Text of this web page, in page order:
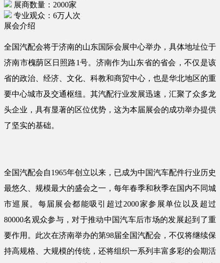
展商数量：2000家
专业观众：6万人次
展会介绍
全国汽配会将于济南的山东国际会展中心举办，具体地址位于
济南市槐荫区日照路1号。济南作为山东省的省会，不仅是该
省的政治、经济、文化、科教和商贸中心，也是华北地区的重
要中心城市及交通枢纽。其汽配行业发展迅速，汇聚了众多龙
头企业，具有显著的区位优势，这为本届展会的成功举办提供
了坚实的基础。
全国汽配会自1965年创立以来，已成为中国汽车配件行业历史
最悠久、规模最大的盛会之一，每年春季和秋季在国内不同城
市巡展。每届展会都能吸引超过2000家参展单位以及超过
80000名观众参与，对于推动中国汽车后市场的发展起到了重
要作用。此次在济南举办的第98届全国汽配会，不仅将继续保
持高规格、大规模的传统，还将组织一系列丰富多彩的会期活